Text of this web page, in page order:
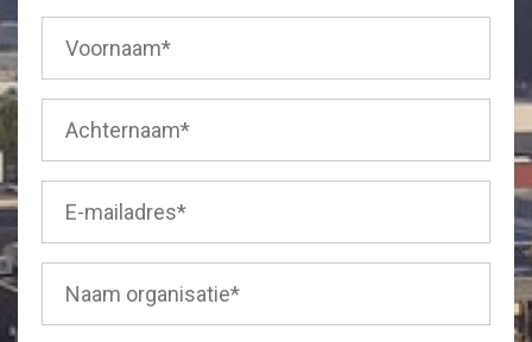
(Vereist)
(Vereist)
(Vereist)
organisatie